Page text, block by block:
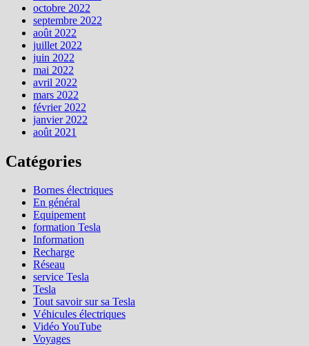
octobre 2022
septembre 2022
août 2022
juillet 2022
juin 2022
mai 2022
avril 2022
mars 2022
février 2022
janvier 2022
août 2021
Catégories
Bornes électriques
En général
Equipement
formation Tesla
Information
Recharge
Réseau
service Tesla
Tesla
Tout savoir sur sa Tesla
Véhicules électriques
Vidéo YouTube
Voyages